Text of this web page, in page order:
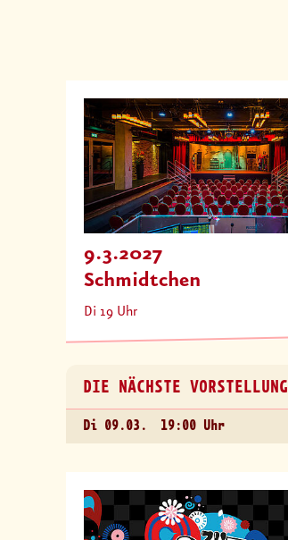
9.3.2027
Schmidtchen
Di 19 Uhr
DIE NÄCHSTE VORSTELLUNG
Di 09.03. 19:00 Uhr